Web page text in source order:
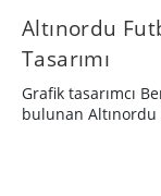
Altınordu
Tasarımı
Grafik tasarımcı
bulunan Altınordu